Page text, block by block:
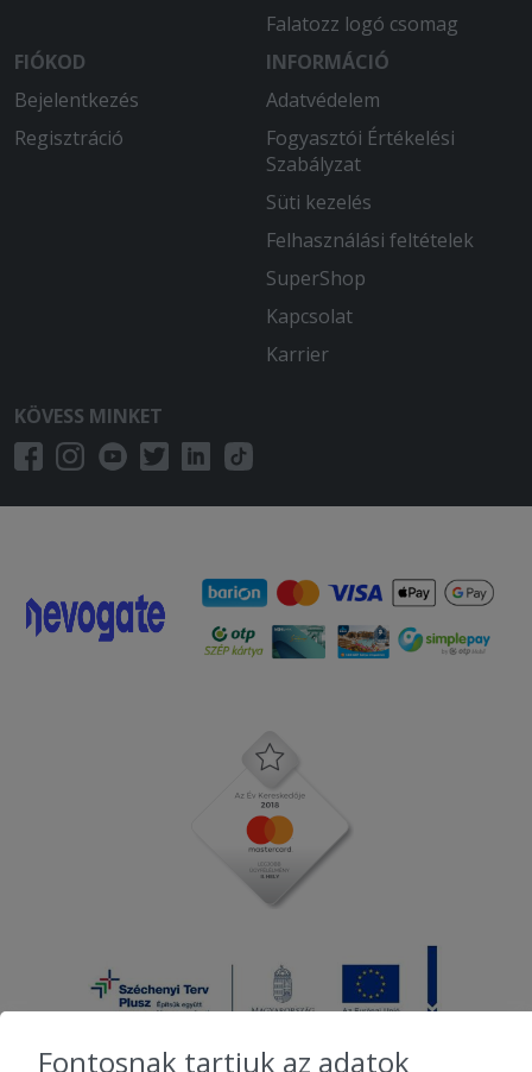
Falatozz logó csomag
FIÓKOD
Bejelentkezés
Regisztráció
INFORMÁCIÓ
Adatvédelem
Fogyasztói Értékelési
Szabályzat
Süti kezelés
Felhasználási feltételek
SuperShop
Kapcsolat
Karrier
KÖVESS MINKET
Fontosnak tartjuk az adatok